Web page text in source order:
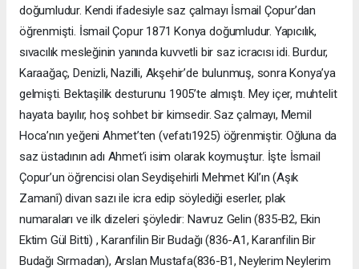
doğumludur. Kendi ifadesiyle saz çalmayı İsmail Çopur’dan
öğrenmişti. İsmail Çopur 1871 Konya doğumludur. Yapıcılık,
sıvacılık mesleğinin yanında kuvvetli bir saz icracısı idi. Burdur,
Karaağaç, Denizli, Nazilli, Akşehir’de bulunmuş, sonra Konya’ya
gelmişti. Bektaşilik desturunu 1905’te almıştı. Mey içer, muhtelit
hayata bayılır, hoş sohbet bir kimsedir. Saz çalmayı, Memil
Hoca’nın yeğeni Ahmet’ten (vefatı1925) öğrenmiştir. Oğluna da
saz üstadının adı Ahmet’i isim olarak koymuştur. İşte İsmail
Çopur’un öğrencisi olan Seydişehirli Mehmet Kıl’ın (Aşık
Zamanî) divan sazı ile icra edip söylediği eserler, plak
numaraları ve ilk dizeleri şöyledir: Navruz Gelin (835-B2, Ekin
Ektim Gül Bitti) , Karanfilin Bir Budağı (836-A1, Karanfilin Bir
Budağı Sırmadan), Arslan Mustafa(836-B1, Neylerim Neylerim